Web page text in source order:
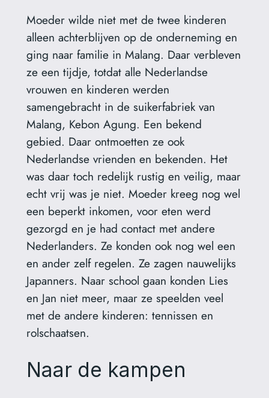
Moeder wilde niet met de twee kinderen
alleen achterblijven op de onderneming en
ging naar familie in Malang. Daar verbleven
ze een tijdje, totdat alle Nederlandse
vrouwen en kinderen werden
samengebracht in de suikerfabriek van
Malang, Kebon Agung. Een bekend
gebied. Daar ontmoetten ze ook
Nederlandse vrienden en bekenden. Het
was daar toch redelijk rustig en veilig, maar
echt vrij was je niet. Moeder kreeg nog wel
een beperkt inkomen, voor eten werd
gezorgd en je had contact met andere
Nederlanders. Ze konden ook nog wel een
en ander zelf regelen. Ze zagen nauwelijks
Japanners. Naar school gaan konden Lies
en Jan niet meer, maar ze speelden veel
met de andere kinderen: tennissen en
rolschaatsen.
Naar de kampen